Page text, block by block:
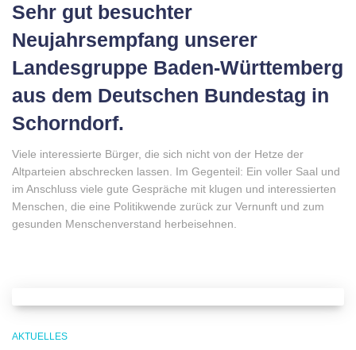
Sehr gut besuchter
Neujahrsempfang unserer
Landesgruppe Baden-Württemberg
aus dem Deutschen Bundestag in
Schorndorf.
Viele interessierte Bürger, die sich nicht von der Hetze der
Altparteien abschrecken lassen. Im Gegenteil: Ein voller Saal und
im Anschluss viele gute Gespräche mit klugen und interessierten
Menschen, die eine Politikwende zurück zur Vernunft und zum
gesunden Menschenverstand herbeisehnen.
AKTUELLES